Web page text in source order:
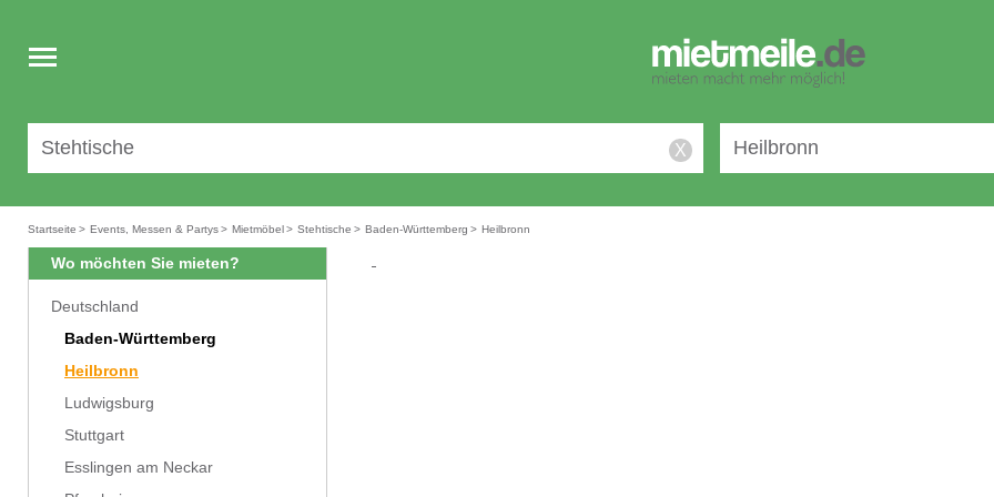
Toggle
navigation
X
Startseite > Events, Messen & Partys> Mietmöbel> Stehtische > Baden-Württemberg > Heilbronn
Wo möchten Sie mieten?
Deutschland
Baden-Württemberg
Heilbronn
Ludwigsburg
Stuttgart
Esslingen am Neckar